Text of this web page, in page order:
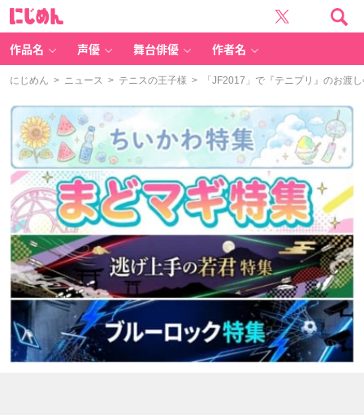
作品名 声優 舞台俳優 作者名
にじめん > ニュース > テニスの王子様 > 「JF2017」で『テニプリ』のお渡